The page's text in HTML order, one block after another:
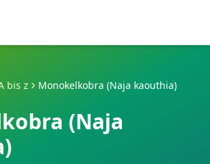
bis z Monokelkobra (Naja kaouthia)
(Naja